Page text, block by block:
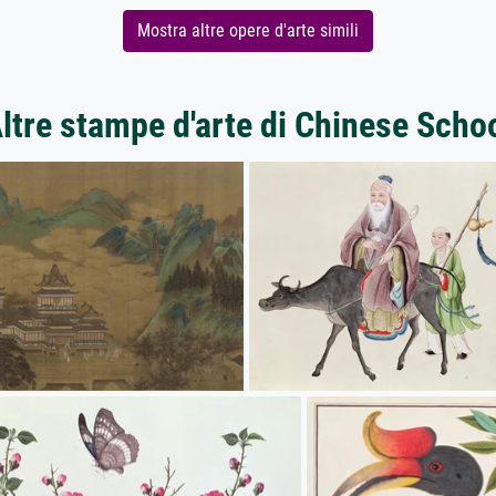
Mostra altre opere d'arte simili
stampe d'arte di Chinese